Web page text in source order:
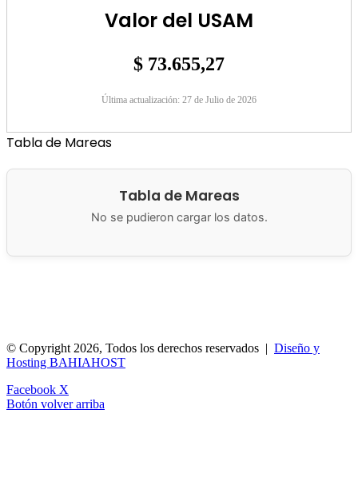
Valor del USAM
$ 73.655,27
Última actualización: 27 de Julio de 2026
Tabla de Mareas
Tabla de Mareas
No se pudieron cargar los datos.
© Copyright 2026, Todos los derechos reservados | Diseño y
Hosting BAHIAHOST
Facebook X
Botón volver arriba